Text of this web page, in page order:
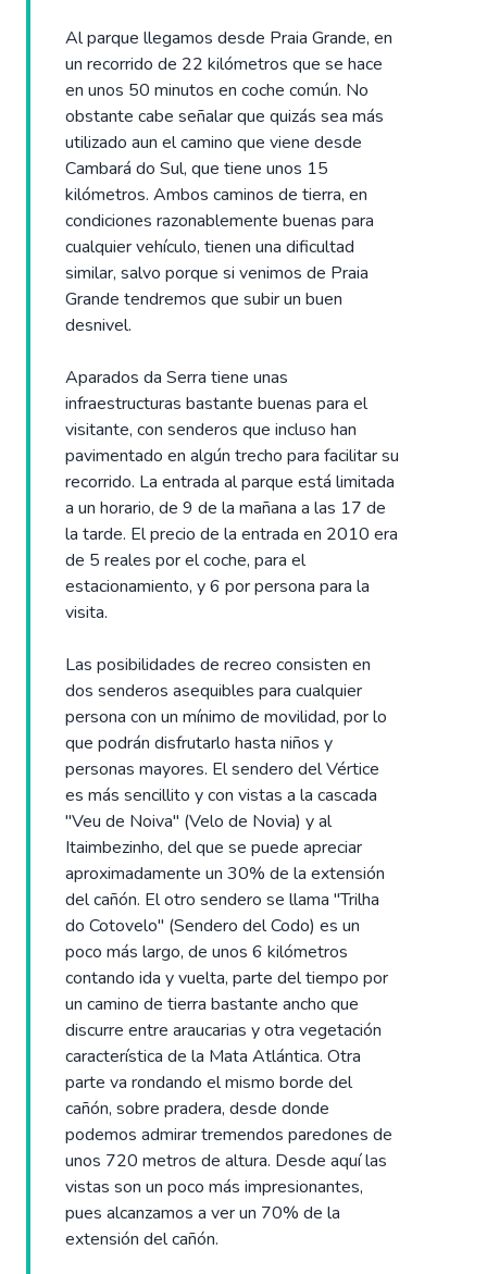
Al parque llegamos desde Praia Grande, en
un recorrido de 22 kilómetros que se hace
en unos 50 minutos en coche común. No
obstante cabe señalar que quizás sea más
utilizado aun el camino que viene desde
Cambará do Sul, que tiene unos 15
kilómetros. Ambos caminos de tierra, en
condiciones razonablemente buenas para
cualquier vehículo, tienen una dificultad
similar, salvo porque si venimos de Praia
Grande tendremos que subir un buen
desnivel.
Aparados da Serra tiene unas
infraestructuras bastante buenas para el
visitante, con senderos que incluso han
pavimentado en algún trecho para facilitar su
recorrido. La entrada al parque está limitada
a un horario, de 9 de la mañana a las 17 de
la tarde. El precio de la entrada en 2010 era
de 5 reales por el coche, para el
estacionamiento, y 6 por persona para la
visita.
Las posibilidades de recreo consisten en
dos senderos asequibles para cualquier
persona con un mínimo de movilidad, por lo
que podrán disfrutarlo hasta niños y
personas mayores. El sendero del Vértice
es más sencillito y con vistas a la cascada
"Veu de Noiva" (Velo de Novia) y al
Itaimbezinho, del que se puede apreciar
aproximadamente un 30% de la extensión
del cañón. El otro sendero se llama "Trilha
do Cotovelo" (Sendero del Codo) es un
poco más largo, de unos 6 kilómetros
contando ida y vuelta, parte del tiempo por
un camino de tierra bastante ancho que
discurre entre araucarias y otra vegetación
característica de la Mata Atlántica. Otra
parte va rondando el mismo borde del
cañón, sobre pradera, desde donde
podemos admirar tremendos paredones de
unos 720 metros de altura. Desde aquí las
vistas son un poco más impresionantes,
pues alcanzamos a ver un 70% de la
extensión del cañón.